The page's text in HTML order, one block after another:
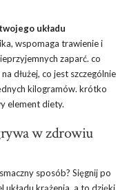
układu
wspomaga trawienie i
zaparć. co
dłużej, co jest szczególnie
kilogramów. krótko
element diety.
w zdrowiu
sposób? Sięgnij po